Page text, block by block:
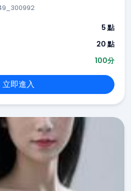
5 點
20 點
100分
立即進入